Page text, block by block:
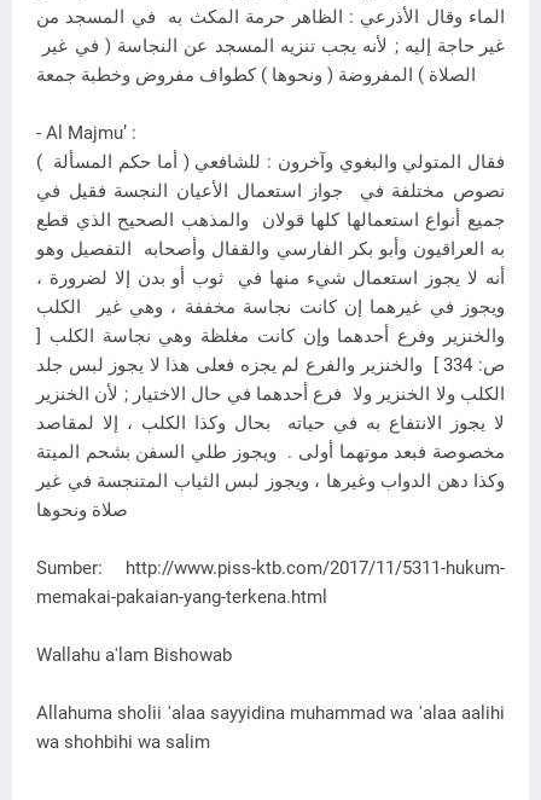
الماء وقال الأذرعي : الظاهر حرمة المكث به في المسجد من
غير حاجة إليه ; لأنه يجب تنزيه المسجد عن النجاسة ( في غير
الصلاة ) المفروضة ( ونحوها ) كطواف مفروض وخطبة جمعة
- Al Majmu’ :
( أما حكم المسألة ) فقال المتولي والبغوي وآخرون : للشافعي
نصوص مختلفة في جواز استعمال الأعيان النجسة فقيل في
جميع أنواع استعمالها كلها قولان والمذهب الصحيح الذي قطع
به العراقيون وأبو بكر الفارسي والقفال وأصحابه التفصيل وهو
أنه لا يجوز استعمال شيء منها في ثوب أو بدن إلا لضرورة ،
ويجوز في غيرهما إن كانت نجاسة مخففة ، وهي غير الكلب
والخنزير وفرع أحدهما وإن كانت مغلظة وهي نجاسة الكلب [
ص: 334 ] والخنزير والفرع لم يجزه فعلى هذا لا يجوز لبس جلد
الكلب ولا الخنزير ولا فرع أحدهما في حال الاختيار ; لأن الخنزير
لا يجوز الانتفاع به في حياته بحال وكذا الكلب ، إلا لمقاصد
مخصوصة فبعد موتهما أولى . ويجوز طلي السفن بشحم الميتة
وكذا دهن الدواب وغيرها ، ويجوز لبس الثياب المتنجسة في غير
صلاة ونحوها
Sumber: http://www.piss-ktb.com/2017/11/5311-hukum-
memakai-pakaian-yang-terkena.html
Wallahu a'lam Bishowab
Allahuma sholii 'alaa sayyidina muhammad wa 'alaa aalihi
wa shohbihi wa salim